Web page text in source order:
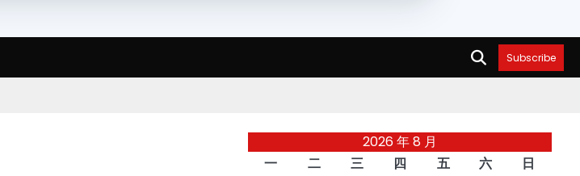
Subscribe
2026 年 8 月
一
二 三 四 五 六
日